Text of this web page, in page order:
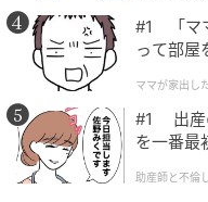
メンズは珍しく、ジ
エストマークしてい
りと好きで、よくウエ
女性的かもしれませ
つけられるんです」
#1 「マ
って部屋
ママが家出し
#1 出産
を一番最
助産師と不倫